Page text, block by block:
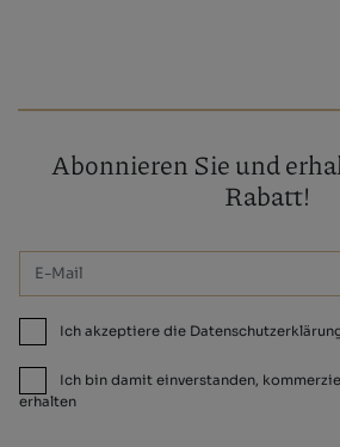
Abonnieren Sie und
Rabatt!
Ich akzeptiere die
Ich bin damit einverstanden,
erhalten